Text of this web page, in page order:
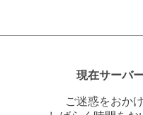
現在サーバ
ご迷惑をおか